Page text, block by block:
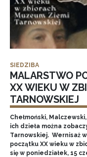
SIEDZIBA
MALARSTWO
XX WIEKU W
TARNOWSKIEJ
Chełmoński,
ich dzieła można
Tarnowskiej. Wernisaż
początku XX wieku w
się w poniedziałek, 15